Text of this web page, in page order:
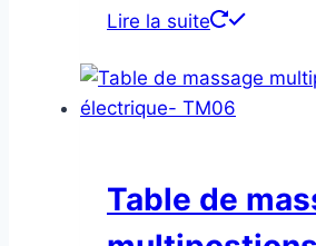
Lire la suite
Table de